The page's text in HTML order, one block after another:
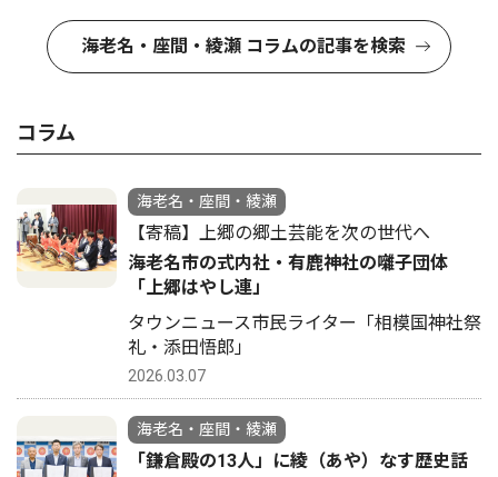
海老名・座間・綾瀬 コラムの記事を検索
コラム
海老名・座間・綾瀬
【寄稿】上郷の郷土芸能を次の世代へ
海老名市の式内社・有鹿神社の囃子団体
「上郷はやし連」
タウンニュース市民ライター「相模国神社祭
礼・添田悟郎」
2026.03.07
海老名・座間・綾瀬
「鎌倉殿の13人」に綾（あや）なす歴史話